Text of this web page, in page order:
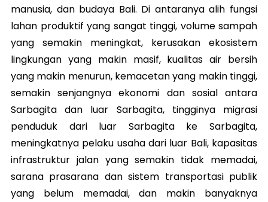
manusia, dan budaya Bali. Di antaranya alih fungsi
lahan produktif yang sangat tinggi, volume sampah
yang semakin meningkat, kerusakan ekosistem
lingkungan yang makin masif, kualitas air bersih
yang makin menurun, kemacetan yang makin tinggi,
semakin senjangnya ekonomi dan sosial antara
Sarbagita dan luar Sarbagita, tingginya migrasi
penduduk dari luar Sarbagita ke Sarbagita,
meningkatnya pelaku usaha dari luar Bali, kapasitas
infrastruktur jalan yang semakin tidak memadai,
sarana prasarana dan sistem transportasi publik
yang belum memadai, dan makin banyaknya